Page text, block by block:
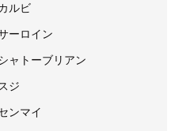
ルビ
ーロイン
ャトーブリアン
スジ
ンマイ